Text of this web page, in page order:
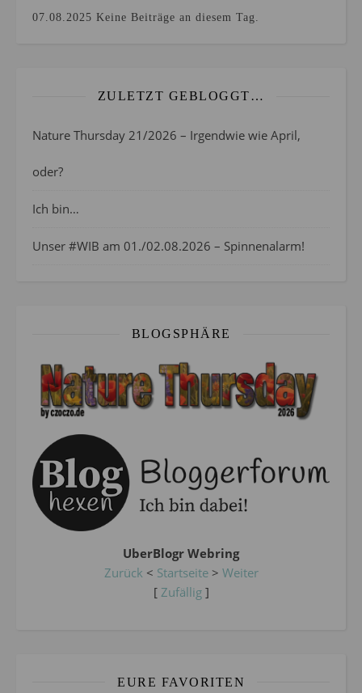
07.08.2025 Keine Beiträge an diesem Tag.
ZULETZT GEBLOGGT…
Nature Thursday 21/2026 – Irgendwie wie April,
oder?
Ich bin…
Unser #WIB am 01./02.08.2026 – Spinnenalarm!
BLOGSPHÄRE
UberBlogr Webring
Zurück < Startseite> Weiter
[ Zufällig]
EURE FAVORITEN